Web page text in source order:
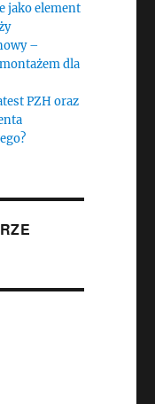
jako element
–
dla
PZH oraz